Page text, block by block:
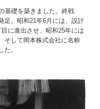
基礎を築きました。終戦
足。昭和21年6月には、設計
に進出させ、昭和25年には
そして岡本株式会社に名称
。